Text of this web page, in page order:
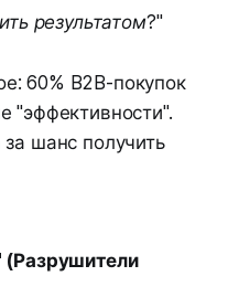
результатом?"
60% B2B-покупок
"эффективности".
шанс получить
(Разрушители